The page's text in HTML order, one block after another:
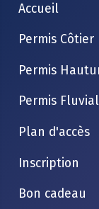
Accueil
Permis Côtier
Permis
Permis Fluvial
Plan d'accès
Inscription
Bon cadeau